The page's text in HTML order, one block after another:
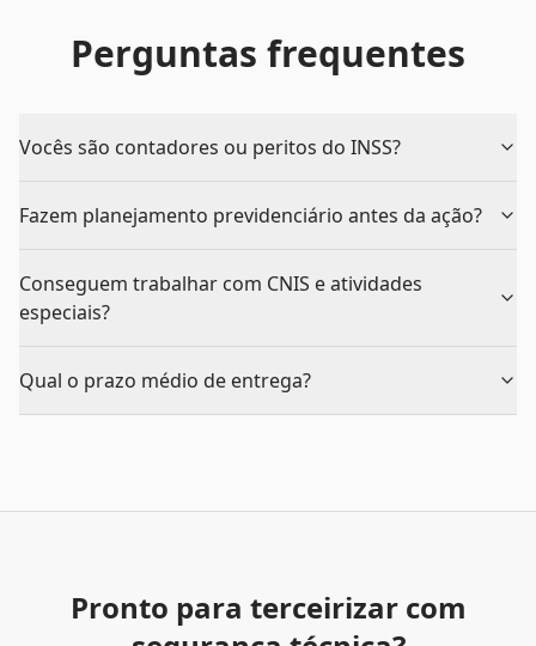
Perguntas frequentes
Vocês são contadores ou peritos do INSS?
Fazem planejamento previdenciário antes da ação?
Conseguem trabalhar com CNIS e atividades
especiais?
Qual o prazo médio de entrega?
Pronto para terceirizar com